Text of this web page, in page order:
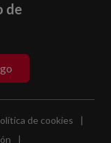
de
de cookies
|
|